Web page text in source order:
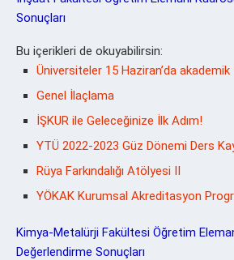
Sonuçları
Bu içerikleri de okuyabilirsin:
Üniversiteler 15 Haziran’da
Genel İlaçlama
İŞKUR ile Geleceğinize İlk Adım!
YTÜ 2022-2023 Güz Dönemi Ders
Rüya Farkındalığı Atölyesi II
YÖKAK Kurumsal Akreditasyon
Kimya-Metalürji Fakültesi Öğretim
Değerlendirme Sonuçları